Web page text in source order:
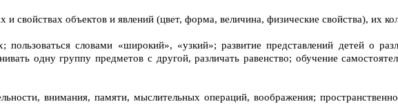
свойствах объектов и явлений (цвет, форма, величина, физические свойства), их
пользоваться словами «широкий», «узкий»; развитие представлений детей о
одну группу предметов с другой, различать равенство; обучение
внимания, памяти, мыслительных операций, воображения;